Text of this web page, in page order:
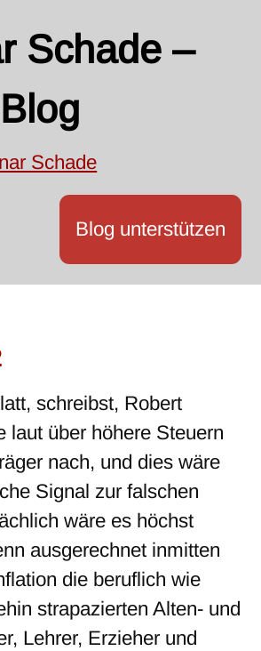
Schade –
Schade
Blog unterstützen
schreibst, Robert
laut über höhere Steuern
nach, und dies wäre
Signal zur falschen
wäre es höchst
ausgerechnet inmitten
die beruflich wie
strapazierten Alten- und
Lehrer, Erzieher und